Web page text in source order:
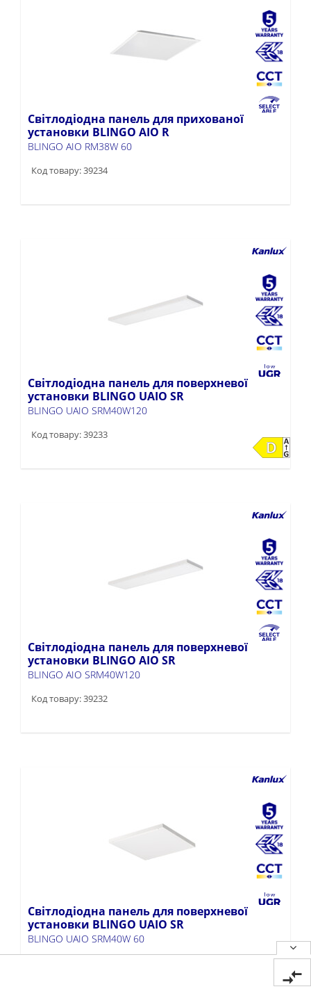
Світлодіодна панель для прихованої
установки BLINGO AIO R
BLINGO AIO RM38W 60
Код товару: 39234
Світлодіодна панель для поверхневої
установки BLINGO UAIO SR
BLINGO UAIO SRM40W120
Код товару: 39233
Світлодіодна панель для поверхневої
установки BLINGO AIO SR
BLINGO AIO SRM40W120
Код товару: 39232
Світлодіодна панель для поверхневої
установки BLINGO UAIO SR
BLINGO UAIO SRM40W 60